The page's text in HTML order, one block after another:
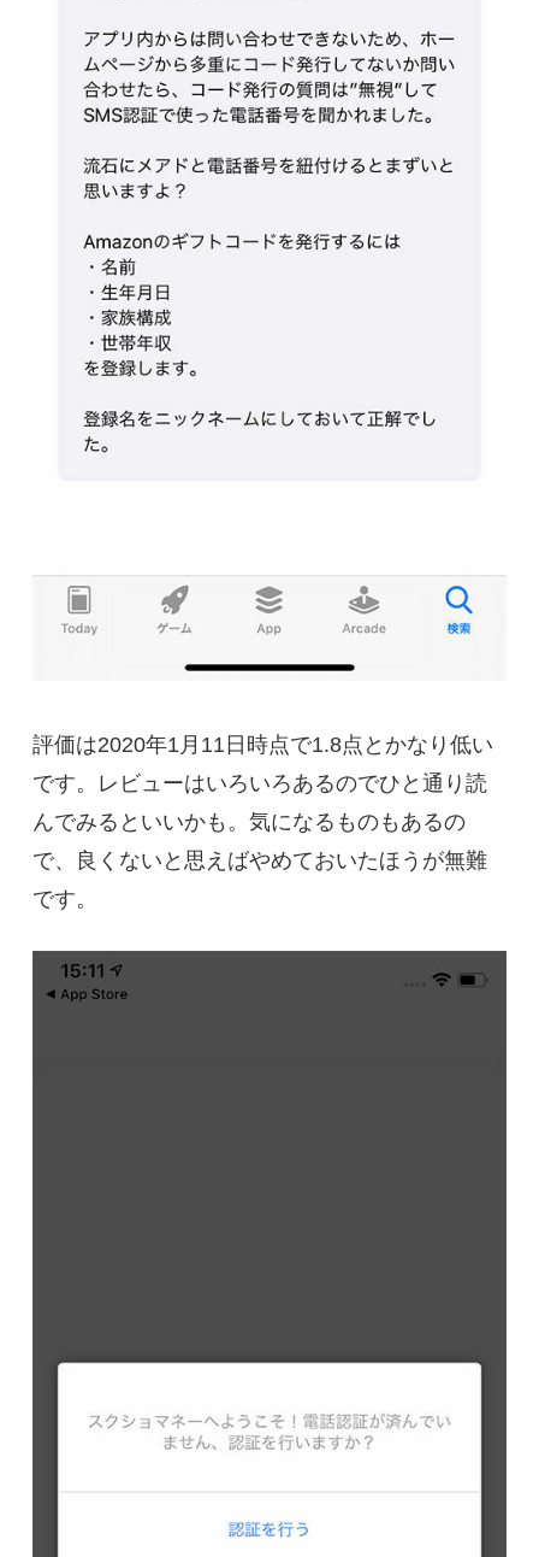
評価は2020年1月11日時点で1.8点とかなり低い
です。レビューはいろいろあるのでひと通り読
んでみるといいかも。気になるものもあるの
で、良くないと思えばやめておいたほうが無難
です。